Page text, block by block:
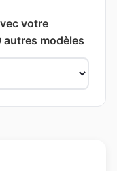
votre
modèles